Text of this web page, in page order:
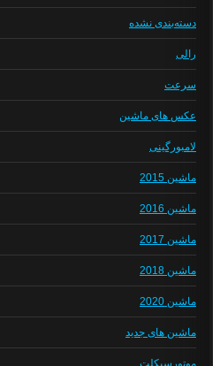
دسته‌بندی نشده
رالی
سرعت
عکس های ماشین
لامبورگینی
ماشین 2015
ماشین 2016
ماشین 2017
ماشین 2018
ماشین 2020
ماشین های جدید